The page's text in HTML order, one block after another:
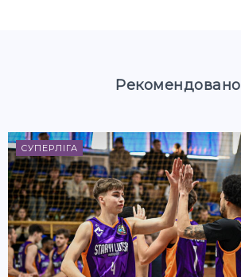
Рекомендовано
СУПЕРЛІГА